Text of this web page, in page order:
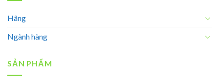
Hãng
Ngành hàng
SẢN PHẨM